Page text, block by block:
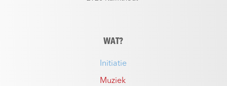
WAT?
Initiatie
Muziek